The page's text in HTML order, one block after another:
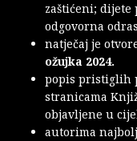
zaštićeni;
odgovorna
natječaj je
ožujka 2024.
popis pristiglih
stranicama
objavljene u
autorima